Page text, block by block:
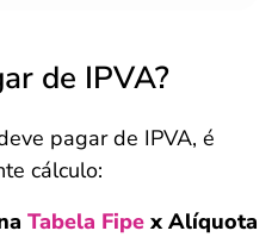
de IPVA?
pagar de IPVA, é
cálculo:
Tabela Fipe x Alíquota